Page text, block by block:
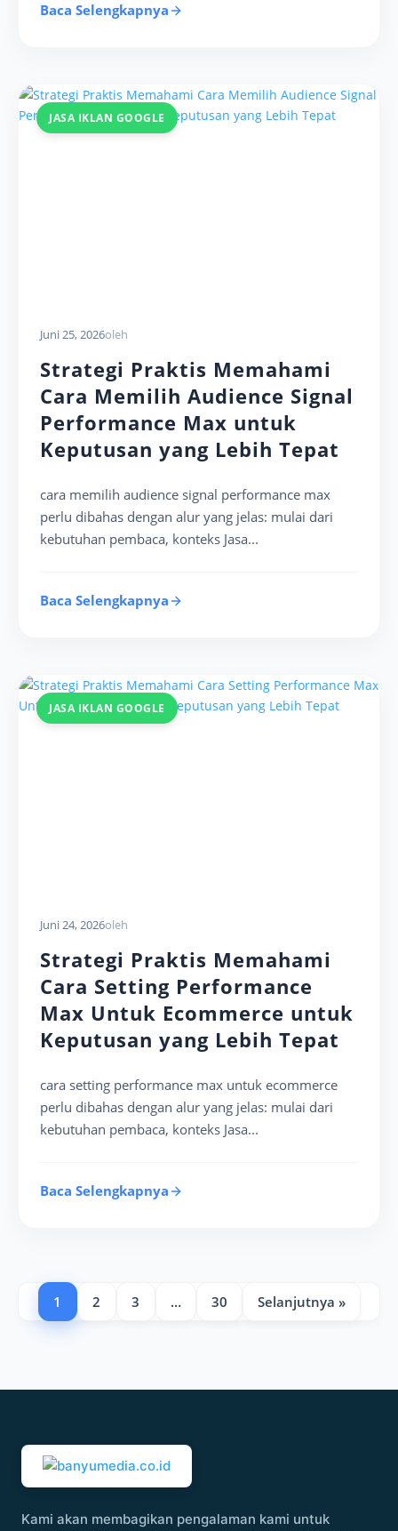
Baca Selengkapnya
JASA IKLAN GOOGLE
Juni 25, 2026oleh
Strategi Praktis Memahami
Cara Memilih Audience Signal
Performance Max untuk
Keputusan yang Lebih Tepat
cara memilih audience signal performance max
perlu dibahas dengan alur yang jelas: mulai dari
kebutuhan pembaca, konteks Jasa...
Baca Selengkapnya
JASA IKLAN GOOGLE
Juni 24, 2026oleh
Strategi Praktis Memahami
Cara Setting Performance
Max Untuk Ecommerce untuk
Keputusan yang Lebih Tepat
cara setting performance max untuk ecommerce
perlu dibahas dengan alur yang jelas: mulai dari
kebutuhan pembaca, konteks Jasa...
Baca Selengkapnya
1 2 3 … 30 Selanjutnya »
Kami akan membagikan pengalaman kami untuk